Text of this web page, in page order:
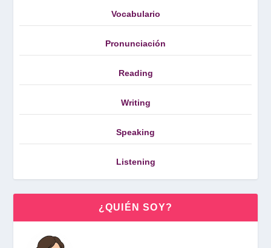
Vocabulario
Pronunciación
Reading
Writing
Speaking
Listening
¿QUIÉN SOY?